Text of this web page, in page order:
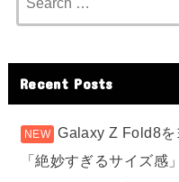
Recent Posts
Galaxy Z Fold8を
「絶妙すぎるサイズ